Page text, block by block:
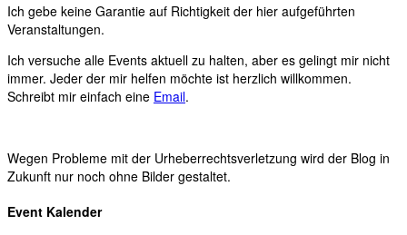
Ich gebe keine Garantie auf Richtigkeit der hier aufgeführten
Veranstaltungen.
Ich versuche alle Events aktuell zu halten, aber es gelingt mir nicht
immer. Jeder der mir helfen möchte ist herzlich willkommen.
Schreibt mir einfach eine Email.
Wegen Probleme mit der Urheberrechtsverletzung wird der Blog in
Zukunft nur noch ohne Bilder gestaltet.
Event Kalender